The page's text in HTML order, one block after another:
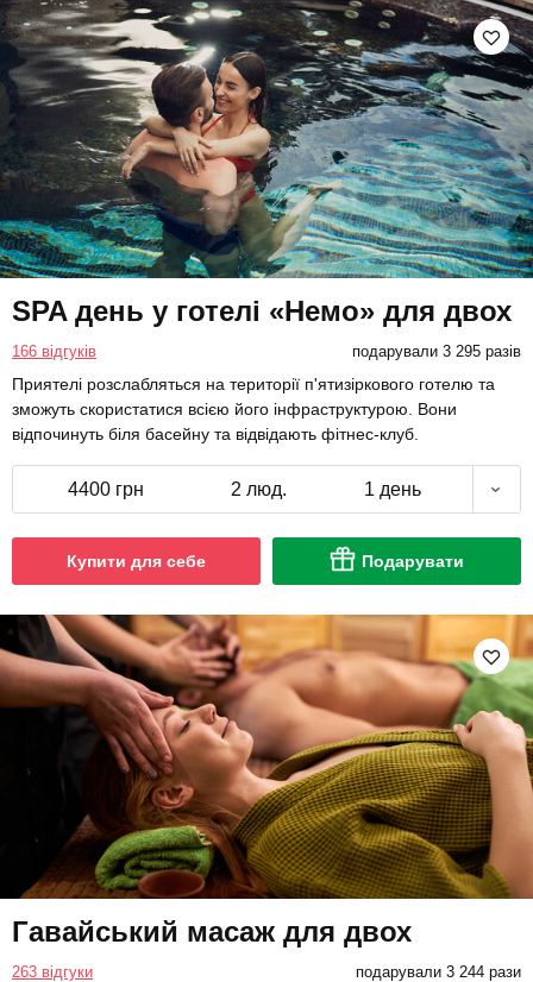
SPA день у готелі «Немо» для двох
166 відгуків подарували 3 295 разів
Приятелі розслабляться на території п'ятизіркового готелю та
зможуть скористатися всією його інфраструктурою. Вони
відпочинуть біля басейну та відвідають фітнес-клуб.
4400 грн 2 люд. 1 день
Купити для себе Подарувати
Гавайський масаж для двох
263 відгуки подарували 3 244 рази